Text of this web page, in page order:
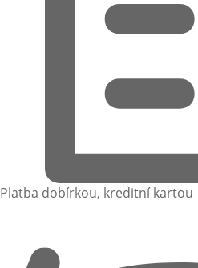
Platba dobírkou, kreditní kartou